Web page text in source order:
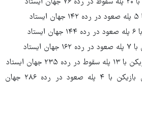
ایستاد
* امیرمهدی کشاورزی: این بازیکن با ۴ پله صعود در رده ۲۸۶ جهان